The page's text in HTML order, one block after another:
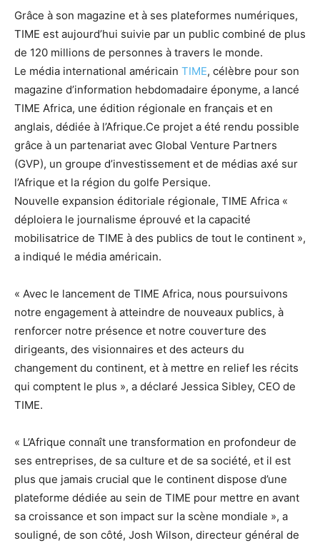
Grâce à son magazine et à ses plateformes numériques,
TIME est aujourd’hui suivie par un public combiné de plus
de 120 millions de personnes à travers le monde.
Le média international américain TIME, célèbre pour son
magazine d’information hebdomadaire éponyme, a lancé
TIME Africa, une édition régionale en français et en
anglais, dédiée à l’Afrique.Ce projet a été rendu possible
grâce à un partenariat avec Global Venture Partners
(GVP), un groupe d’investissement et de médias axé sur
l’Afrique et la région du golfe Persique.
Nouvelle expansion éditoriale régionale, TIME Africa «
déploiera le journalisme éprouvé et la capacité
mobilisatrice de TIME à des publics de tout le continent »,
a indiqué le média américain.
« Avec le lancement de TIME Africa, nous poursuivons
notre engagement à atteindre de nouveaux publics, à
renforcer notre présence et notre couverture des
dirigeants, des visionnaires et des acteurs du
changement du continent, et à mettre en relief les récits
qui comptent le plus », a déclaré Jessica Sibley, CEO de
TIME.
« L’Afrique connaît une transformation en profondeur de
ses entreprises, de sa culture et de sa société, et il est
plus que jamais crucial que le continent dispose d’une
plateforme dédiée au sein de TIME pour mettre en avant
sa croissance et son impact sur la scène mondiale », a
souligné, de son côté, Josh Wilson, directeur général de